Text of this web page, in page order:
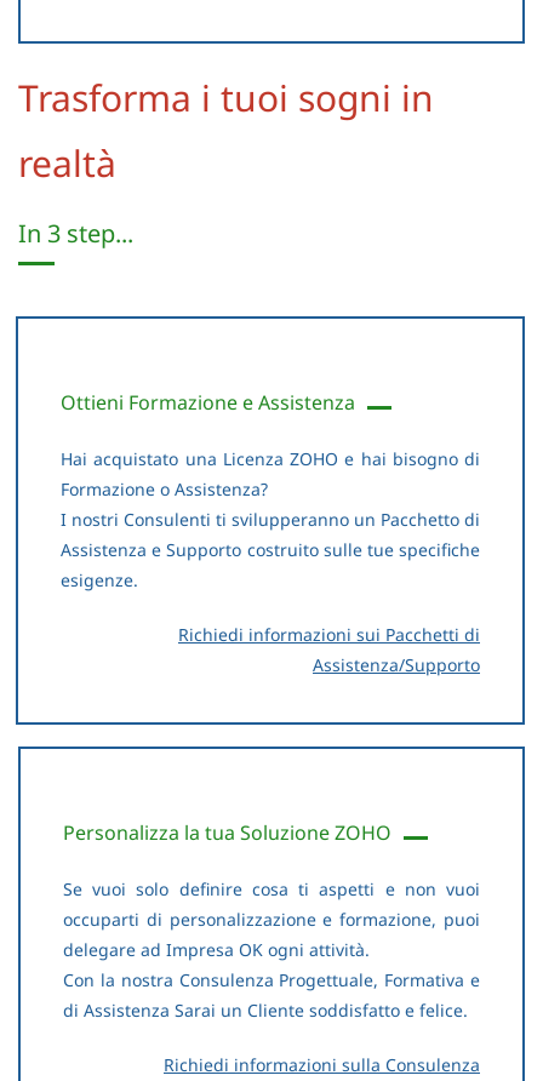
Trasforma i tuoi sogni in
realtà
​In 3 step...
Ottieni Formazione e Assistenza
Hai acquistato una Licenza ZOHO e hai bisogno di
Formazione o Assistenza?
I nostri Consulenti ti svilupperanno un Pacchetto di
Assistenza e Supporto costruito sulle tue specifiche
esigenze.
Richiedi informazioni sui Pacchetti di
Assistenza/Supporto
Personalizza la tua Soluzione ZOHO
Se vuoi solo definire cosa ti aspetti e non vuoi
occuparti di personalizzazione e formazione, puoi
delegare ad Impresa OK ogni attività.
Con la nostra Consulenza Progettuale, Formativa e
di Assistenza Sarai un Cliente soddisfatto e felice.
Richiedi informazioni sulla Consulenza